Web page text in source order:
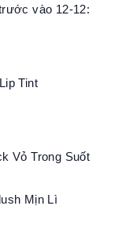
vào 12-12:
Tint
Vỏ Trong Suốt
Mịn Lì